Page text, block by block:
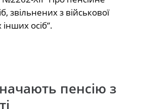
звільнених з військової
осіб”.
пенсію з